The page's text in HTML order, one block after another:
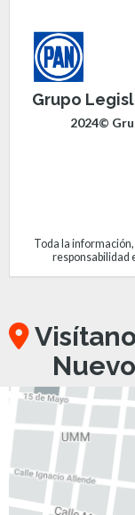
Grupo
2024©
Toda la
responsabilidad